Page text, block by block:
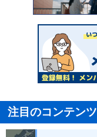
注目のコンテンツ